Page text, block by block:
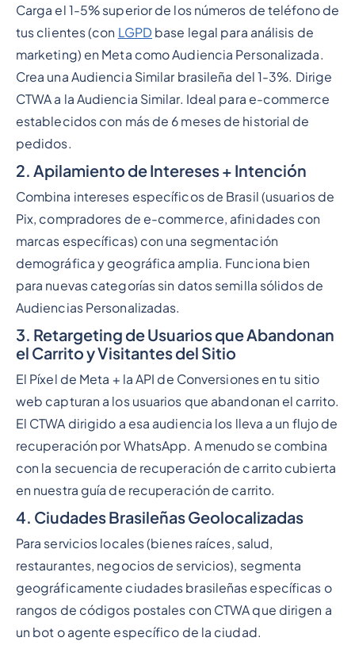
Carga el 1-5% superior de los números de teléfono de
tus clientes (con LGPD base legal para análisis de
marketing) en Meta como Audiencia Personalizada.
Crea una Audiencia Similar brasileña del 1-3%. Dirige
CTWA a la Audiencia Similar. Ideal para e-commerce
establecidos con más de 6 meses de historial de
pedidos.
2. Apilamiento de Intereses + Intención
Combina intereses específicos de Brasil (usuarios de
Pix, compradores de e-commerce, afinidades con
marcas específicas) con una segmentación
demográfica y geográfica amplia. Funciona bien
para nuevas categorías sin datos semilla sólidos de
Audiencias Personalizadas.
3. Retargeting de Usuarios que Abandonan
el Carrito y Visitantes del Sitio
El Píxel de Meta + la API de Conversiones en tu sitio
web capturan a los usuarios que abandonan el carrito.
El CTWA dirigido a esa audiencia los lleva a un flujo de
recuperación por WhatsApp. A menudo se combina
con la secuencia de recuperación de carrito cubierta
en nuestra guía de recuperación de carrito.
4. Ciudades Brasileñas Geolocalizadas
Para servicios locales (bienes raíces, salud,
restaurantes, negocios de servicios), segmenta
geográficamente ciudades brasileñas específicas o
rangos de códigos postales con CTWA que dirigen a
un bot o agente específico de la ciudad.